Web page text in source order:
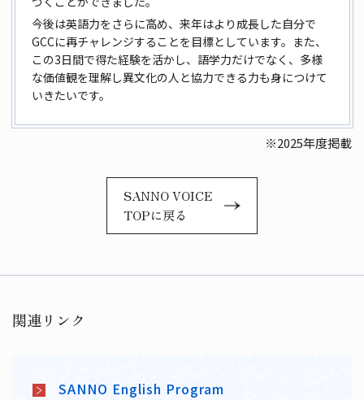
今後は英語力をさらに高め、来年はより成長した自分で
GCCに再チャレンジすることを目標としています。また、
この3日間で得た経験を活かし、語学力だけでなく、多様
な価値観を理解し異文化の人と協力できる力も身につけて
いきたいです。
※2025年度掲載
SANNO VOICE
TOPに戻る
関連リンク
SANNO English Program